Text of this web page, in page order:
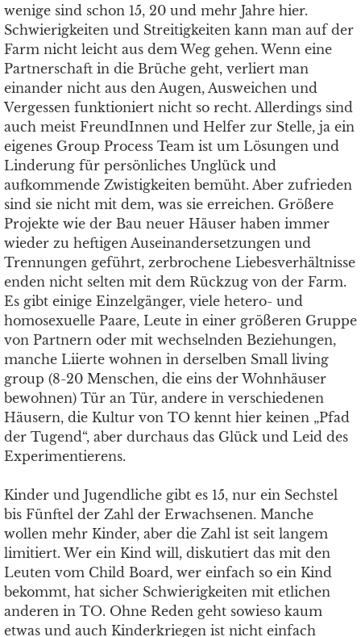
wenige sind schon 15, 20 und mehr Jahre hier.
Schwierigkeiten und Streitigkeiten kann man auf der
Farm nicht leicht aus dem Weg gehen. Wenn eine
Partnerschaft in die Brüche geht, verliert man
einander nicht aus den Augen, Ausweichen und
Vergessen funktioniert nicht so recht. Allerdings sind
auch meist FreundInnen und Helfer zur Stelle, ja ein
eigenes Group Process Team ist um Lösungen und
Linderung für persönliches Unglück und
aufkommende Zwistigkeiten bemüht. Aber zufrieden
sind sie nicht mit dem, was sie erreichen. Größere
Projekte wie der Bau neuer Häuser haben immer
wieder zu heftigen Auseinandersetzungen und
Trennungen geführt, zerbrochene Liebesverhältnisse
enden nicht selten mit dem Rückzug von der Farm.
Es gibt einige Einzelgänger, viele hetero- und
homosexuelle Paare, Leute in einer größeren Gruppe
von Partnern oder mit wechselnden Beziehungen,
manche Liierte wohnen in derselben Small living
group (8-20 Menschen, die eins der Wohnhäuser
bewohnen) Tür an Tür, andere in verschiedenen
Häusern, die Kultur von TO kennt hier keinen „Pfad
der Tugend“, aber durchaus das Glück und Leid des
Experimentierens.
Kinder und Jugendliche gibt es 15, nur ein Sechstel
bis Fünftel der Zahl der Erwachsenen. Manche
wollen mehr Kinder, aber die Zahl ist seit langem
limitiert. Wer ein Kind will, diskutiert das mit den
Leuten vom Child Board, wer einfach so ein Kind
bekommt, hat sicher Schwierigkeiten mit etlichen
anderen in TO. Ohne Reden geht sowieso kaum
etwas und auch Kinderkriegen ist nicht einfach